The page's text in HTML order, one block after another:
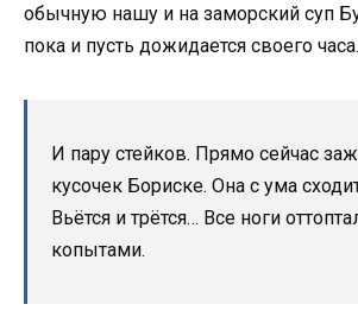
обычную нашу и на заморский суп
пока и пусть дожидается своего часа.
И пару стейков. Прямо сейчас
кусочек Бориске. Она с ума
Вьётся и трётся… Все ноги
копытами.